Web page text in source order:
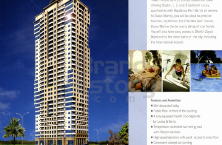
Manchester REAL ESTATE
Manchester REAL ESTATE
2005